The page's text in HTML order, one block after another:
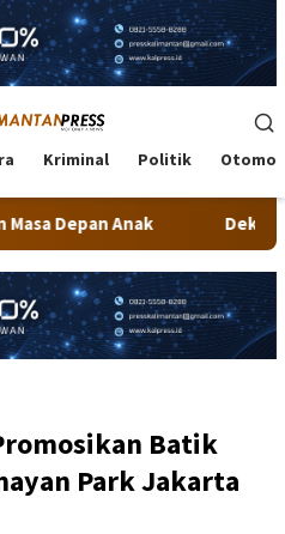
Kriminal Politik
Dekranasda Tarakan
Batik
Park Jakarta